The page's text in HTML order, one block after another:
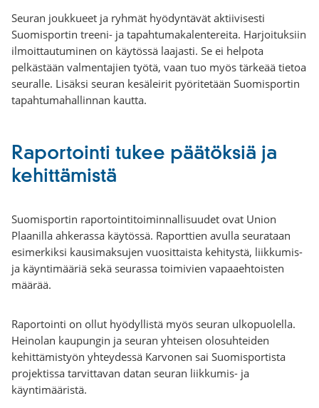
Seuran joukkueet ja ryhmät hyödyntävät aktiivisesti
Suomisportin treeni- ja tapahtumakalentereita. Harjoituksiin
ilmoittautuminen on käytössä laajasti. Se ei helpota
pelkästään valmentajien työtä, vaan tuo myös tärkeää tietoa
seuralle. Lisäksi seuran kesäleirit pyöritetään Suomisportin
tapahtumahallinnan kautta.
Raportointi tukee päätöksiä ja
kehittämistä
Suomisportin raportointitoiminnallisuudet ovat Union
Plaanilla ahkerassa käytössä. Raporttien avulla seurataan
esimerkiksi kausimaksujen vuosittaista kehitystä, liikkumis-
ja käyntimääriä sekä seurassa toimivien vapaaehtoisten
määrää.
Raportointi on ollut hyödyllistä myös seuran ulkopuolella.
Heinolan kaupungin ja seuran yhteisen olosuhteiden
kehittämistyön yhteydessä Karvonen sai Suomisportista
projektissa tarvittavan datan seuran liikkumis- ja
käyntimääristä.